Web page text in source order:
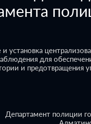
установка
для
и предотвращения
Департамент полиции